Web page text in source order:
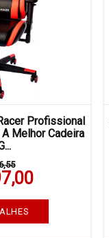
Profissional
Melhor Cadeira